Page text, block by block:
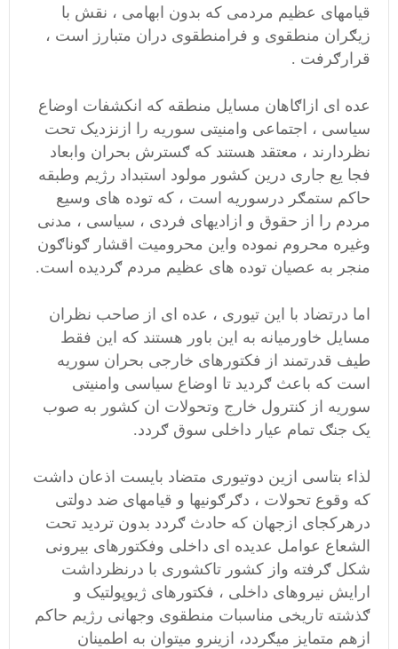
قیامهای عظیم مردمی که بدون ابهامی ، نقش با
زیګران منطقوی و فرامنطقوی دران متبارز است ،
قرارګرفت .
عده ای ازاګاهان مسایل منطقه که انکشفات اوضاع
سیاسی ، اجتماعی وامنیتی سوریه را ازنزدیک تحت
نظردارند ، معتقد هستند که ګسترش بحران وابعاد
فجا یع جاری درین کشور مولود استبداد رژیم وطبقه
حاکم ستمګر درسوریه است ، که توده های وسیع
مردم را از حقوق و ازادیهای فردی ، سیاسی ، مدنی
وغیره محروم نموده واین محرومیت اقشار ګوناګون
منجر به عصیان توده های عظیم مردم ګردیده است.
اما درتضاد با این تیوری ، عده ای از صاحب نظران
مسایل خاورمیانه به این باور هستند که این فقط
طیف قدرتمند از فکتورهای خارجی بحران سوریه
است که باعث ګردید تا اوضاع سیاسی وامنیتی
سوریه از کنترول خارج وتحولات ان کشور به صوب
یک جنګ تمام عیار داخلی سوق ګردد.
لذاء بتاسی ازین دوتیوری متضاد بایست اذعان داشت
که وقوع تحولات ، دګرګونیها و قیامهای ضد دولتی
درهرکجای ازجهان که حادث ګردد بدون تردید تحت
الشعاع عوامل عدیده ای داخلی وفکتورهای بیرونی
شکل ګرفته واز کشور تاکشوری با درنظرداشت
ارایش نیروهای داخلی ، فکتورهای ژیوپولتیک و
ګذشته تاریخی مناسبات منطقوی وجهانی رژیم حاکم
ازهم متمایز میګردد، ازینرو میتوان به اطمینان